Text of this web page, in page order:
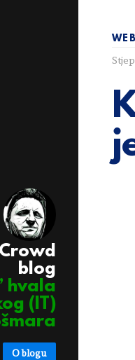
blog
hvala
(IT)
O blogu
WEB